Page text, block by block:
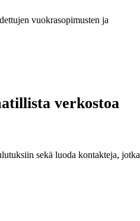
vuokrasopimusten ja
verkostoa
sekä luoda kontakteja, jotka